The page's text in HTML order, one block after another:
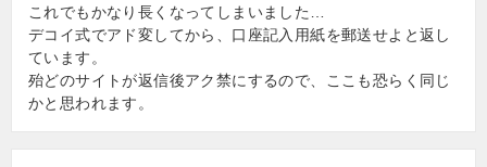
これでもかなり長くなってしまいました…
デコイ式でアド変してから、口座記入用紙を郵送せよと返し
ています。
殆どのサイトが返信後アク禁にするので、ここも恐らく同じ
かと思われます。